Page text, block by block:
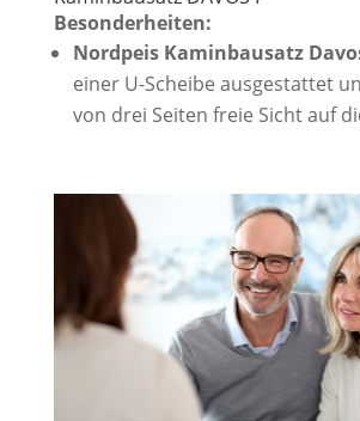
Besonderheiten:
Nordpeis Kaminbausatz
einer U-Scheibe ausgestattet
von drei Seiten freie Sicht auf